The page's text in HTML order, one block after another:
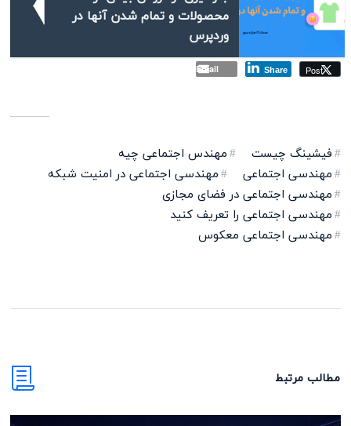
محصولات و تمام شدن آنها در
وردپرس
Post
Share
Email
فیشینگ چیست
مهندس اجتماعی چیه
مهندسی اجتماعی
مهندسی اجتماعی در امنیت شبکه
مهندسی اجتماعی در فضای مجازی
مهندسی اجتماعی را تعریف کنید
مهندسی اجتماعی معکوس
مطالب مرتبط